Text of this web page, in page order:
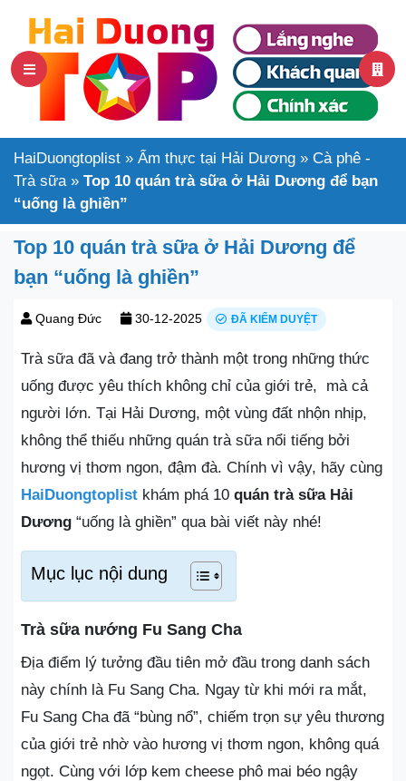
HaiDuongtoplist » Ẩm thực tại Hải Dương » Cà phê -
Trà sữa» Top 10 quán trà sữa ở Hải Dương để bạn
“uống là ghiền”
Top 10 quán trà sữa ở Hải Dương để
bạn “uống là ghiền”
Quang Đức 30-12-2025 ĐÃ KIỂM DUYỆT
Trà sữa đã và đang trở thành một trong những thức
uống được yêu thích không chỉ của giới trẻ, mà cả
người lớn. Tại Hải Dương, một vùng đất nhộn nhịp,
không thể thiếu những quán trà sữa nổi tiếng bởi
hương vị thơm ngon, đậm đà. Chính vì vậy, hãy cùng
HaiDuongtoplist khám phá 10 quán trà sữa Hải
Dương “uống là ghiền” qua bài viết này nhé!
Mục lục nội dung
Trà sữa nướng Fu Sang Cha
Địa điểm lý tưởng đầu tiên mở đầu trong danh sách
này chính là Fu Sang Cha. Ngay từ khi mới ra mắt,
Fu Sang Cha đã “bùng nổ”, chiếm trọn sự yêu thương
của giới trẻ nhờ vào hương vị thơm ngon, không quá
ngọt. Cùng với lớp kem cheese phô mai béo ngậy